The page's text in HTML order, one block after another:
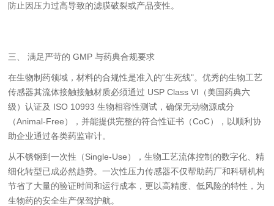
防止因压力过高导致的滤膜破裂或产品变性。
三、 满足严苛的 GMP 与药典合规要求
在生物制药领域，材料的合规性是准入的“生死线"。优秀的生物工艺
传感器其流体接触接触材质必须通过 USP Class VI（美国药典六
级）认证及 ISO 10993 生物相容性测试，确保无动物源成分
（Animal-Free），并能提供完整的符合性证书（CoC），以顺利协
助企业通过各类药监审计。
从不锈钢到一次性（Single-Use），生物工艺流体控制的数字化、精
细化转型已成必然趋势。一次性压力传感器不仅帮助药厂和科研机构
节省了大量的验证时间和运行成本，更以高精度、低风险的特性，为
生物药的安全生产保驾护航。